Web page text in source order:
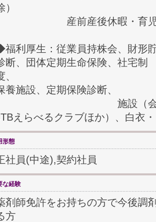
）
産前産後休暇・育児休暇
利厚生：従業員持株会、財形
断、団体定期生命保険、社宅制
養施設、定期保険診断、
施設（会員制リゾ
えらべるクラブほか）、白衣
形態
社員(中途),契約社員
な経験
剤師免許をお持ちの方で今後調
方